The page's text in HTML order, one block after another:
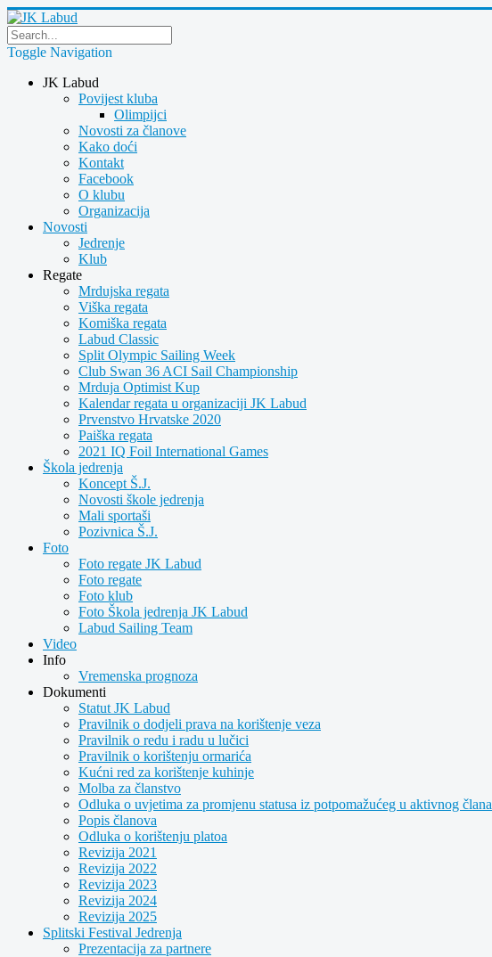
Toggle Navigation
JK Labud
Povijest kluba
Olimpijci
Novosti za članove
Kako doći
Kontakt
Facebook
O klubu
Organizacija
Novosti
Jedrenje
Klub
Regate
Mrdujska regata
Viška regata
Komiška regata
Labud Classic
Split Olympic Sailing Week
Club Swan 36 ACI Sail Championship
Mrduja Optimist Kup
Kalendar regata u organizaciji JK Labud
Prvenstvo Hrvatske 2020
Paiška regata
2021 IQ Foil International Games
Škola jedrenja
Koncept Š.J.
Novosti škole jedrenja
Mali sportaši
Pozivnica Š.J.
Foto
Foto regate JK Labud
Foto regate
Foto klub
Foto Škola jedrenja JK Labud
Labud Sailing Team
Video
Info
Vremenska prognoza
Dokumenti
Statut JK Labud
Pravilnik o dodjeli prava na korištenje veza
Pravilnik o redu i radu u lučici
Pravilnik o korištenju ormarića
Kućni red za korištenje kuhinje
Molba za članstvo
Odluka o uvjetima za promjenu statusa iz potpomažućeg u aktivnog člana
Popis članova
Odluka o korištenju platoa
Revizija 2021
Revizija 2022
Revizija 2023
Revizija 2024
Revizija 2025
Splitski Festival Jedrenja
Prezentacija za partnere